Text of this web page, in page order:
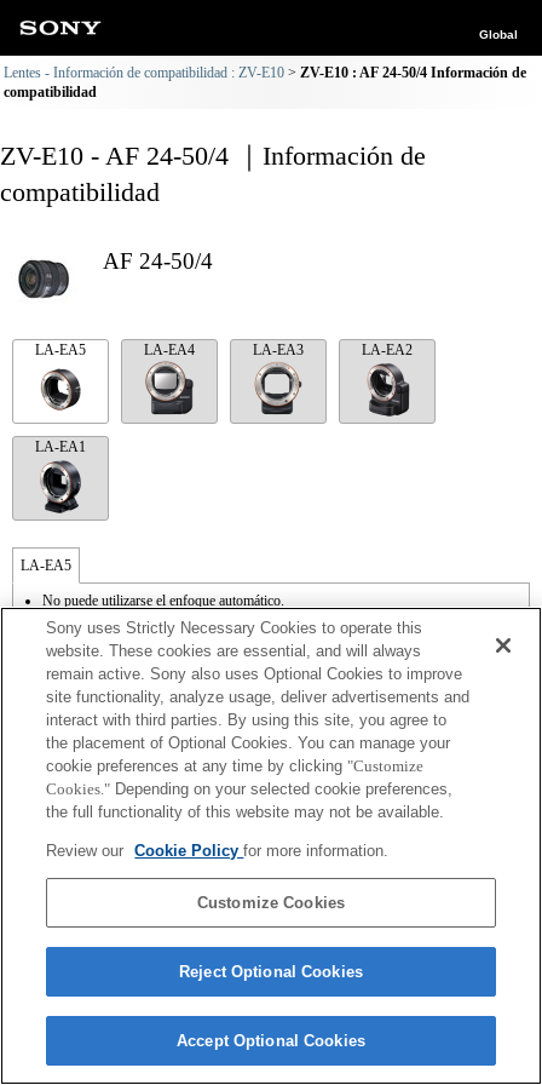
Global
Lentes - Información de compatibilidad : ZV-E10
ZV-E10 : AF 24-50/4 Información de
compatibilidad
ZV-E10 - AF 24-50/4 ｜Información de
compatibilidad
AF 24-50/4
LA-EA5 LA-EA4 LA-EA3 LA-EA2
LA-EA1
LA-EA5
No puede utilizarse el enfoque automático.
Disponible con un adaptador de monturas
El sonido de control del diafragma se graba con el micrófono interno.
Outside the A (Aperture priority), S (Shutter priority), and M (Manual) modes, the
shutter speed and the aperture can not be adjusted during the movie recording.
En función de las condiciones de grabación, el brillo de la imagen puede no ser
uniforme. Cambia la función [Front Curtain Shutter/Obturador de cortinilla frontal] a
[Off/Apagado].
Si acoplas la [lente del tipo A-mount] usando un Adaptador Mount, la función de
ayuda MF no funciona automáticamente cuando giras el anillo del foco. Puedes
agrandar la imagen seleccionando la función [Focus Magnifier/Lupa de foco] o la
función [MF Assist/Ayuda MF] a cualquier tecla en las "opciones personalizadas".
La función SteadyShot no responde cuando SteadyShot está ajustado a [Estándar].
Terms of Use Contact Us
Sony uses Strictly Necessary Cookies to operate this
website. These cookies are essential, and will always
remain active. Sony also uses Optional Cookies to improve
site functionality, analyze usage, deliver advertisements and
interact with third parties. By using this site, you agree to
the placement of Optional Cookies. You can manage your
cookie preferences at any time by clicking "Customize
Cookies." Depending on your selected cookie preferences,
the full functionality of this website may not be available.
Review our Cookie Policyfor more information.
Customize Cookies
Reject Optional Cookies
Accept Optional Cookies